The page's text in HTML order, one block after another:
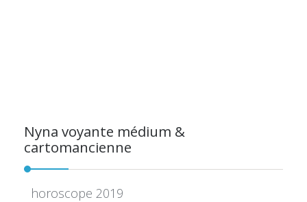
Nyna voyante médium &
cartomancienne
horoscope 2019